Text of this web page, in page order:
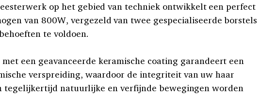
op het gebied van techniek ontwikkelt een perfect
van 800W, vergezeld van twee gespecialiseerde borstels
te voldoen.
een geavanceerde keramische coating garandeert een
verspreiding, waardoor de integriteit van uw haar
tegelijkertijd natuurlijke en verfijnde bewegingen worden